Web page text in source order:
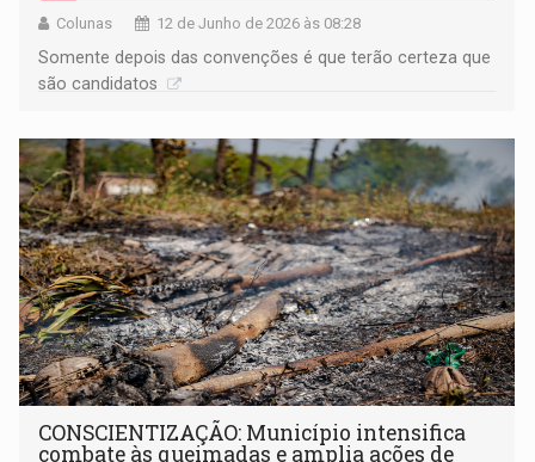
Colunas 12 de Junho de 2026 às 08:28
Somente depois das convenções é que terão certeza que
são candidatos
CONSCIENTIZAÇÃO: Município intensifica
combate às queimadas e amplia ações de